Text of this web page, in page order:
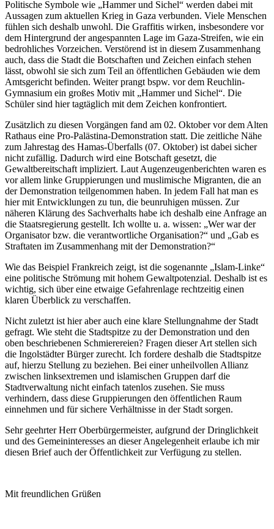
Politische Symbole wie „Hammer und Sichel“ werden dabei mit
Aussagen zum aktuellen Krieg in Gaza verbunden. Viele Menschen
fühlen sich deshalb unwohl. Die Graffitis wirken, insbesondere vor
dem Hintergrund der angespannten Lage im Gaza-Streifen, wie ein
bedrohliches Vorzeichen. Verstörend ist in diesem Zusammenhang
auch, dass die Stadt die Botschaften und Zeichen einfach stehen
lässt, obwohl sie sich zum Teil an öffentlichen Gebäuden wie dem
Amtsgericht befinden. Weiter prangt bspw. vor dem Reuchlin-
Gymnasium ein großes Motiv mit „Hammer und Sichel“. Die
Schüler sind hier tagtäglich mit dem Zeichen konfrontiert.
Zusätzlich zu diesen Vorgängen fand am 02. Oktober vor dem Alten
Rathaus eine Pro-Palästina-Demonstration statt. Die zeitliche Nähe
zum Jahrestag des Hamas-Überfalls (07. Oktober) ist dabei sicher
nicht zufällig. Dadurch wird eine Botschaft gesetzt, die
Gewaltbereitschaft impliziert. Laut Augenzeugenberichten waren es
vor allem linke Gruppierungen und muslimische Migranten, die an
der Demonstration teilgenommen haben. In jedem Fall hat man es
hier mit Entwicklungen zu tun, die beunruhigen müssen. Zur
näheren Klärung des Sachverhalts habe ich deshalb eine Anfrage an
die Staatsregierung gestellt. Ich wollte u. a. wissen: „Wer war der
Organisator bzw. die verantwortliche Organisation?“ und „Gab es
Straftaten im Zusammenhang mit der Demonstration?“
Wie das Beispiel Frankreich zeigt, ist die sogenannte „Islam-Linke“
eine politische Strömung mit hohem Gewaltpotenzial. Deshalb ist es
wichtig, sich über eine etwaige Gefahrenlage rechtzeitig einen
klaren Überblick zu verschaffen.
Nicht zuletzt ist hier aber auch eine klare Stellungnahme der Stadt
gefragt. Wie steht die Stadtspitze zu der Demonstration und den
oben beschriebenen Schmierereien? Fragen dieser Art stellen sich
die Ingolstädter Bürger zurecht. Ich fordere deshalb die Stadtspitze
auf, hierzu Stellung zu beziehen. Bei einer unheilvollen Allianz
zwischen linksextremen und islamischen Gruppen darf die
Stadtverwaltung nicht einfach tatenlos zusehen. Sie muss
verhindern, dass diese Gruppierungen den öffentlichen Raum
einnehmen und für sichere Verhältnisse in der Stadt sorgen.
Sehr geehrter Herr Oberbürgermeister, aufgrund der Dringlichkeit
und des Gemeininteresses an dieser Angelegenheit erlaube ich mir
diesen Brief auch der Öffentlichkeit zur Verfügung zu stellen.
Mit freundlichen Grüßen